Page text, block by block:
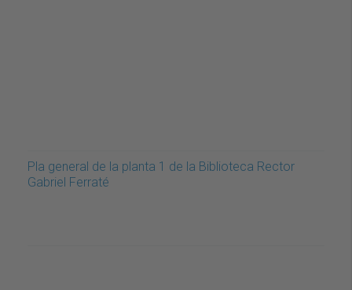
Pla general de la planta 1 de la Biblioteca Rector
Gabriel Ferraté